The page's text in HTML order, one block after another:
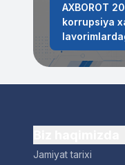
AXBOROT
korrupsiya
Jamiyat tarixi